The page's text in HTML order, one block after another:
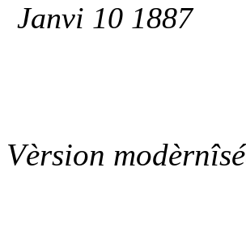
Janvi 10 1887
Vèrsion